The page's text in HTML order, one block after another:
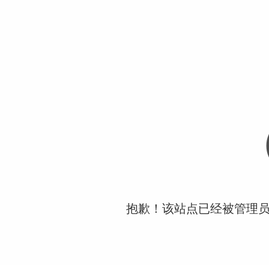
抱歉！该站点已经被管理